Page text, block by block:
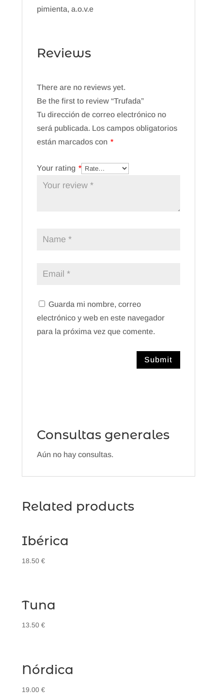
pimienta, a.o.v.e
Reviews
There are no reviews yet.
Be the first to review “Trufada”
Tu dirección de correo electrónico no
será publicada. Los campos obligatorios
están marcados con *
Your rating *
Guarda mi nombre, correo
electrónico y web en este navegador
para la próxima vez que comente.
Consultas generales
Aún no hay consultas.
Related products
Ibérica
18.50 €
Tuna
13.50 €
Nórdica
19.00 €